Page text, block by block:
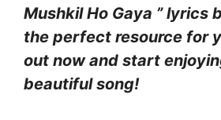
Mushkil Ho Gaya ” lyrics
the perfect resource for
out now and start
beautiful song!